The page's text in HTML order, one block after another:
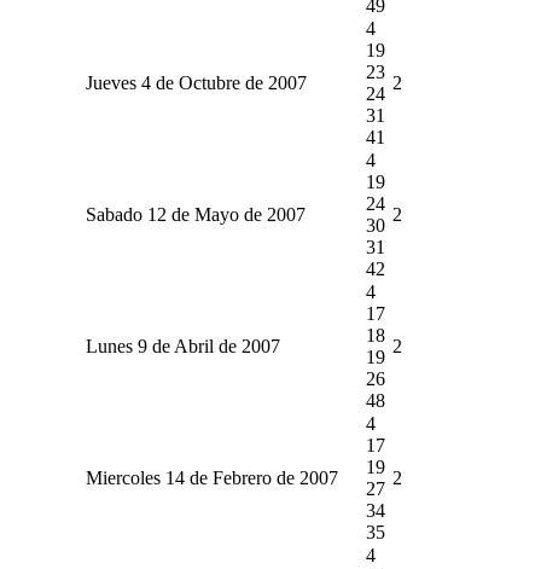
49
Jueves 4 de Octubre de 2007
4
19
23
24
31
41
2
Sabado 12 de Mayo de 2007
4
19
24
30
31
42
2
Lunes 9 de Abril de 2007
4
17
18
19
26
48
2
Miercoles 14 de Febrero de 2007
4
17
19
27
34
35
2
4